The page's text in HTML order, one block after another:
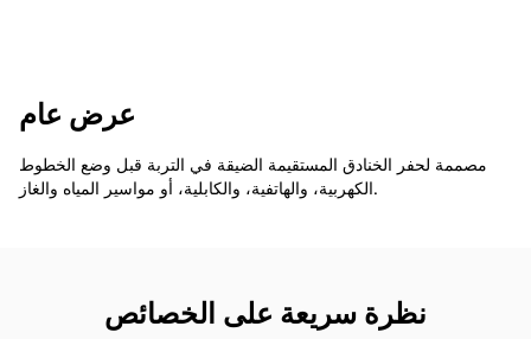
عرض عام
مصممة لحفر الخنادق المستقيمة الضيقة في التربة قبل وضع الخطوط
الكهربية، والهاتفية، والكابلية، أو مواسير المياه والغاز.
نظرة سريعة على الخصائص